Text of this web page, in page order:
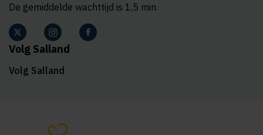
De gemiddelde wachttijd is 1,5 min.
Volg Salland
Volg Salland